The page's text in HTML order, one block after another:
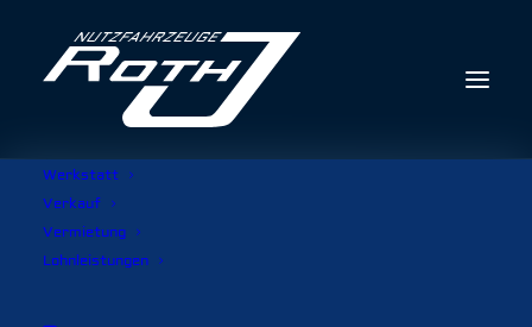
Werkstatt
Verkauf
Vermietung
Lohnleistungen